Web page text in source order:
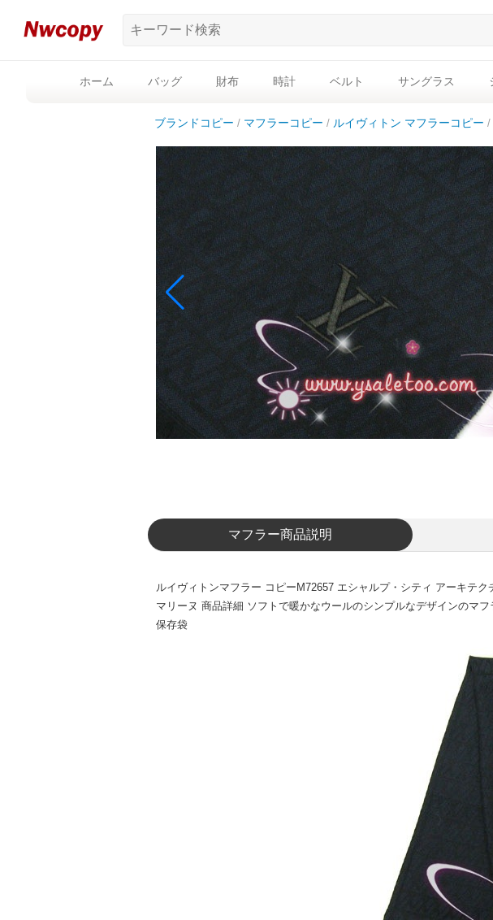
ホーム バッグ 財布 時計 ベルト サングラス
ブランドコピー マフラーコピー ルイヴィトン マフラーコピー
マフラー商品説明
ルイヴィトンマフラー コピーM72657 エシャルプ・シティ アーキテ
マリーヌ 商品詳細 ソフトで暖かなウールのシンプルなデザインのマ
保存袋